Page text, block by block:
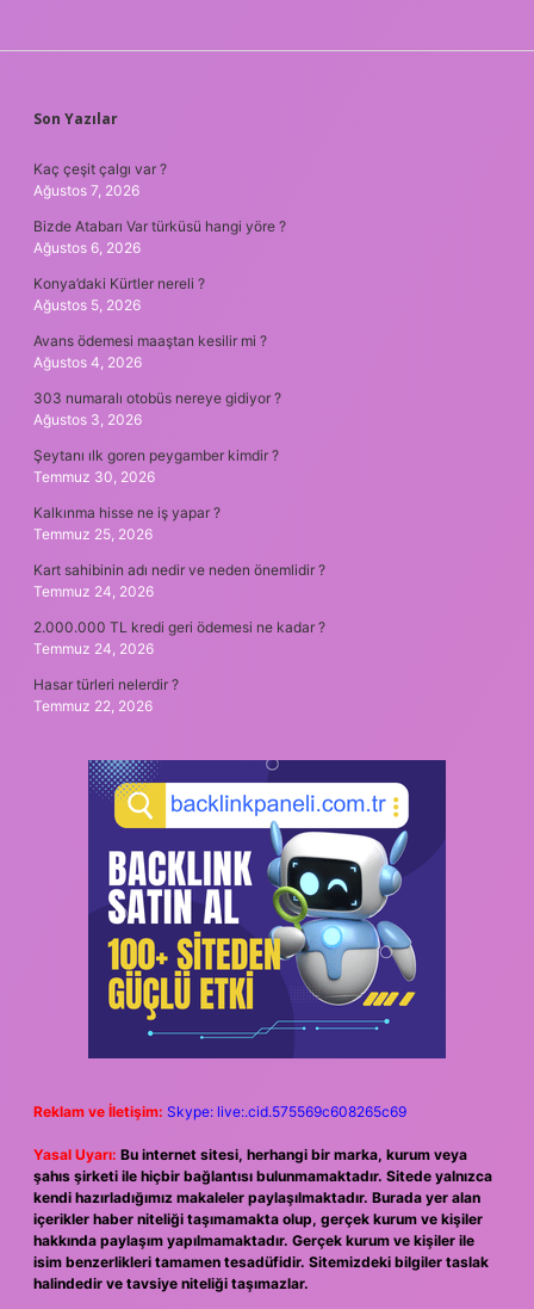
SIDEBAR
Son Yazılar
Kaç çeşit çalgı var ?
Ağustos 7, 2026
Bizde Atabarı Var türküsü hangi yöre ?
Ağustos 6, 2026
Konya’daki Kürtler nereli ?
Ağustos 5, 2026
Avans ödemesi maaştan kesilir mi ?
Ağustos 4, 2026
303 numaralı otobüs nereye gidiyor ?
Ağustos 3, 2026
Şeytanı ılk goren peygamber kimdir ?
Temmuz 30, 2026
Kalkınma hisse ne iş yapar ?
Temmuz 25, 2026
Kart sahibinin adı nedir ve neden önemlidir ?
Temmuz 24, 2026
2.000.000 TL kredi geri ödemesi ne kadar ?
Temmuz 24, 2026
Hasar türleri nelerdir ?
Temmuz 22, 2026
Reklam ve İletişim: Skype: live:.cid.575569c608265c69
Yasal Uyarı: Bu internet sitesi, herhangi bir marka, kurum veya
şahıs şirketi ile hiçbir bağlantısı bulunmamaktadır. Sitede yalnızca
kendi hazırladığımız makaleler paylaşılmaktadır. Burada yer alan
içerikler haber niteliği taşımamakta olup, gerçek kurum ve kişiler
hakkında paylaşım yapılmamaktadır. Gerçek kurum ve kişiler ile
isim benzerlikleri tamamen tesadüfidir. Sitemizdeki bilgiler taslak
halindedir ve tavsiye niteliği taşımazlar.